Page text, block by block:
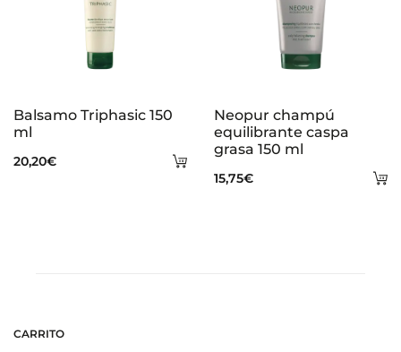
Añadir
Balsamo Triphasic 150
ml
20,20€
Neopur champú
equilibrante caspa
grasa 150 ml
15,75€
CARRITO